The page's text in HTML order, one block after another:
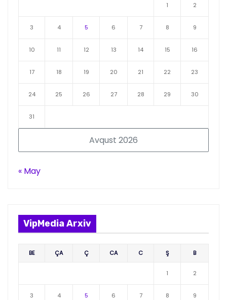
Avqust 2026
1 2
3 4 5 6 7 8 9
10 11 12 13 14 15 16
17 18 19 20 21 22 23
24 25 26 27 28 29 30
31
« May
VipMedia Arxiv
BE ÇA Ç CA C Ş B
1 2
3 4 5 6 7 8 9